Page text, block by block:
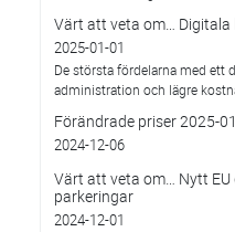
Värt att veta om… Digitala
2025-01-01
De största fördelarna med ett
administration och lägre
Förändrade priser 2025-
2024-12-06
Värt att veta om… Nytt
parkeringar
2024-12-01